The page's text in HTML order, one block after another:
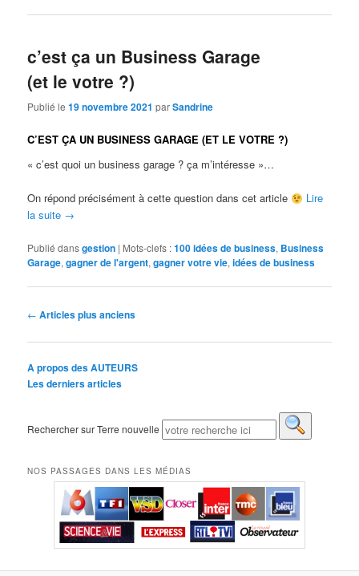
c’est ça un Business Garage
(et le votre ?)
Publié le19 novembre 2021 parSandrine
C’EST ÇA UN BUSINESS GARAGE (ET LE VOTRE ?)
« c’est quoi un business garage ? ça m’intéresse »…
On répond précisément à cette question dans cet article
Lire
la suite →
Publié dansgestion | Mots-clefs :100 idées de business, Business
Garage,gagner de l'argent,gagner votre vie,idées de business
Navigation des articles
← Articles plus anciens
A propos des AUTEURS
Les derniers articles
Rechercher sur Terre nouvelle
NOS PASSAGES DANS LES MÉDIAS